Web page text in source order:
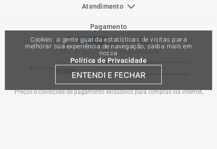
Cookies: a gente guarda estatísticas de visitas para
melhorar sua experiência de navegação, saiba mais em
nossa
Política de Privacidade
ENTENDI E FECHAR
Atendimento
Pagamento
Site Seguro e Reconhecimento
Preços e condições de pagamento exclusivos para compras via internet,